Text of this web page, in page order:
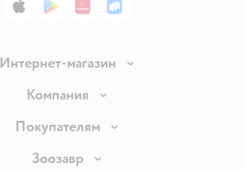
App StoreGoogle Play
AppGallery
RuStore
Интернет-магазин
Доставка и оплата
Обмен и возврат товара
Правила продажи
Компания
О компании
Покупателям
Бонусные карты
Зоозавр